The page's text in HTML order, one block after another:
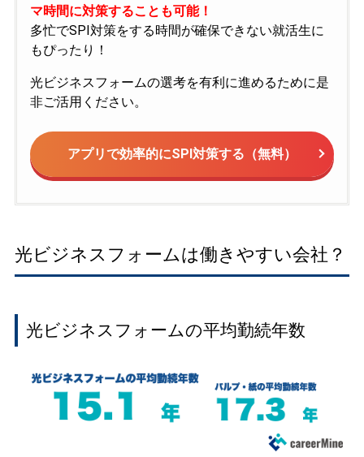
マ時間に対策することも可能！
多忙でSPI対策をする時間が確保できない就活生に
もぴったり！
光ビジネスフォームの選考を有利に進めるために是
非ご活用ください。
アプリで効率的にSPI対策する（無料）
光ビジネスフォームは働きやすい会社？
光ビジネスフォームの平均勤続年数